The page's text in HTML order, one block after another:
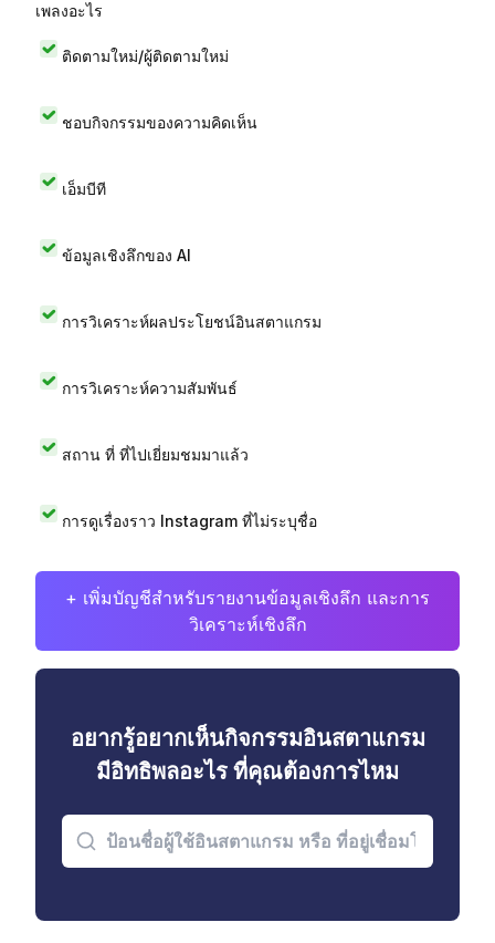
เพลงอะไร
ติดตามใหม่/ผู้ติดตามใหม่
ชอบกิจกรรมของความคิดเห็น
เอ็มบีที
ข้อมูลเชิงลึกของ AI
การวิเคราะห์ผลประโยชน์อินสตาแกรม
การวิเคราะห์ความสัมพันธ์
สถาน ที่ ที่ไปเยี่ยมชมมาแล้ว
การดูเรื่องราว Instagram ที่ไม่ระบุชื่อ
+ เพิ่มบัญชีสำหรับรายงานข้อมูลเชิงลึก และการ
วิเคราะห์เชิงลึก
อยากรู้อยากเห็นกิจกรรมอินสตาแกรม
มีอิทธิพลอะไร ที่คุณต้องการไหม